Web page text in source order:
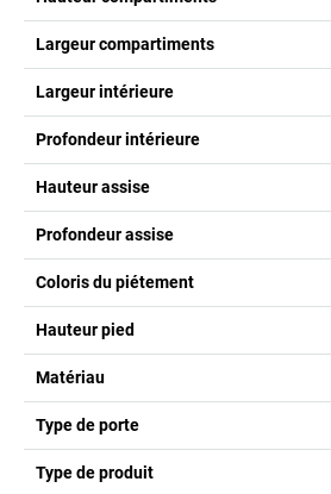
Largeur compartiments
Largeur intérieure
Profondeur intérieure
Hauteur assise
Profondeur assise
Coloris du piétement
Hauteur pied
Matériau
Type de porte
Type de produit